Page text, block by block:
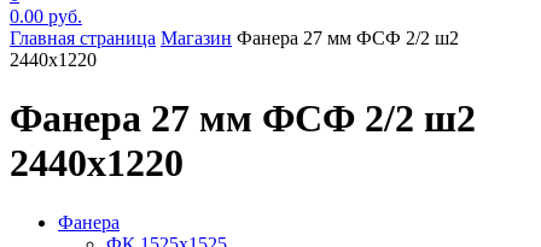
0.00 руб.
Главная страница Магазин Фанера 27 мм ФСФ 2/2 ш2
2440х1220
Фанера 27 мм ФСФ 2/2 ш2
2440х1220
Фанера